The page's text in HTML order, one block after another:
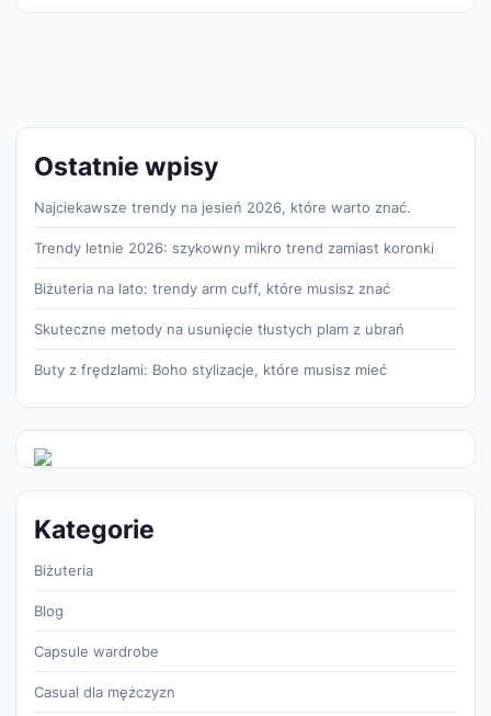
Ostatnie wpisy
Najciekawsze trendy na jesień 2026, które warto znać.
Trendy letnie 2026: szykowny mikro trend zamiast koronki
Biżuteria na lato: trendy arm cuff, które musisz znać
Skuteczne metody na usunięcie tłustych plam z ubrań
Buty z frędzlami: Boho stylizacje, które musisz mieć
Kategorie
Biżuteria
Blog
Capsule wardrobe
Casual dla mężczyzn